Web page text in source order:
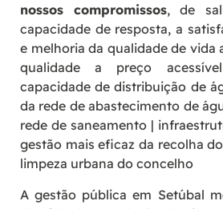
nossos compromissos, de
capacidade de resposta, a
e melhoria da qualidade de vida
qualidade a preço
capacidade de distribuição de
da rede de abastecimento de
rede de saneamento |
gestão mais eficaz da recolha
limpeza urbana do concelho
A gestão pública em Setúbal